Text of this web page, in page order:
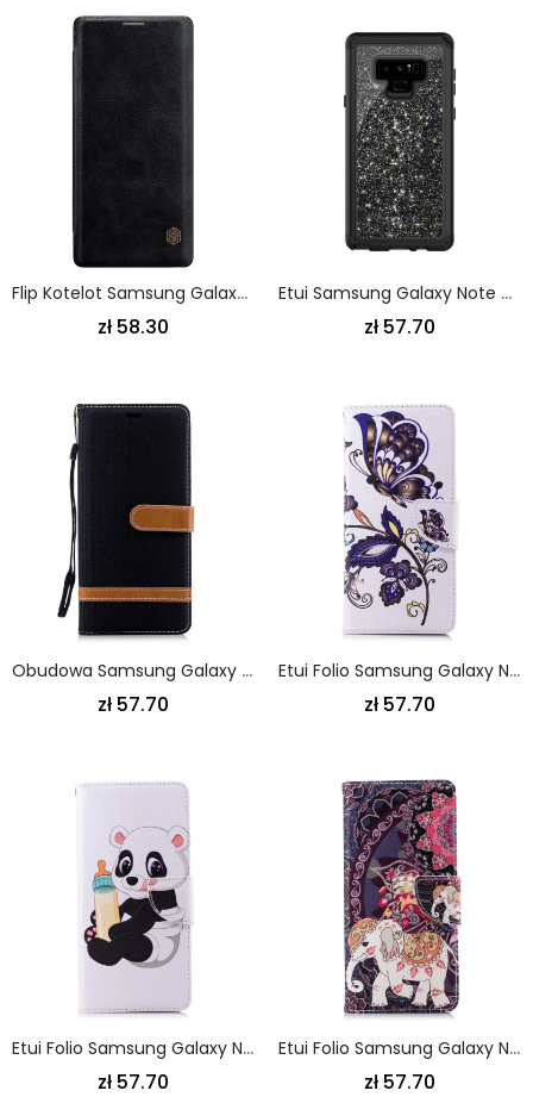
Flip Kotelot Samsung Galaxy Note 9 Brązowy Czarny Seria Nillkin Qin
zł 58.30
Etui Samsung Galaxy Note 9 Różowe Złoto Fioletowy Cekiny Maxi
zł 57.70
Obudowa Samsung Galaxy Note 9 Szary Czarny Efekt Tkaniny I Skóry
zł 57.70
Etui Folio Samsung Galaxy Note 9 Tatuaż Motyla
zł 57.70
Etui Folio Samsung Galaxy Note 9 Mała Panda Etui Ochronne
zł 57.70
Etui Folio Samsung Galaxy Note 9 Etniczna Mandala Słonia
zł 57.70